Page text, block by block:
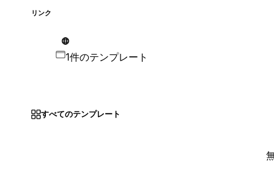
リンク
1件のテンプレート
すべてのテンプレート